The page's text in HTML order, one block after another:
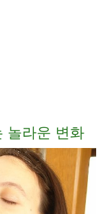
놀라운 변화